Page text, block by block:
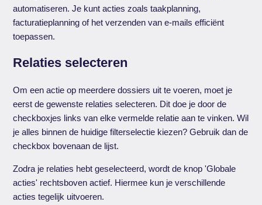
automatiseren. Je kunt acties zoals taakplanning,
facturatieplanning of het verzenden van e-mails efficiënt
toepassen.
Relaties selecteren
Om een actie op meerdere dossiers uit te voeren, moet je
eerst de gewenste relaties selecteren. Dit doe je door de
checkboxjes links van elke vermelde relatie aan te vinken. Wil
je alles binnen de huidige filterselectie kiezen? Gebruik dan de
checkbox bovenaan de lijst.
Zodra je relaties hebt geselecteerd, wordt de knop 'Globale
acties' rechtsboven actief. Hiermee kun je verschillende
acties tegelijk uitvoeren.